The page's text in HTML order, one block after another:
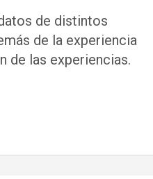
de distintos
de la experiencia
de las experiencias.